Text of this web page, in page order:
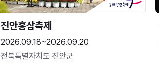
진안홍삼축제
2026.09.18~2026.09.20
전북특별자치도 진안군